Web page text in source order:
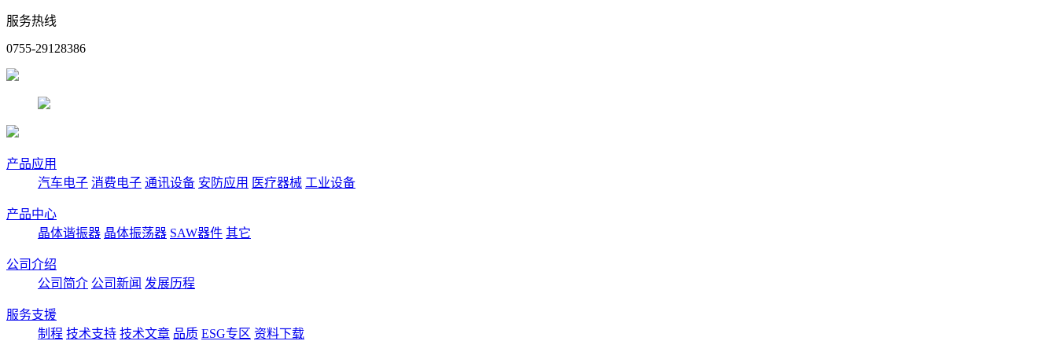
服务热线
0755-29128386
产品应用
汽车电子 消费电子 通讯设备 安防应用 医疗器械 工业设备
产品中心
晶体谐振器 晶体振荡器 SAW器件 其它
公司介绍
公司简介 公司新闻 发展历程
服务支援
制程 技术支持 技术文章 品质 ESG专区 资料下载